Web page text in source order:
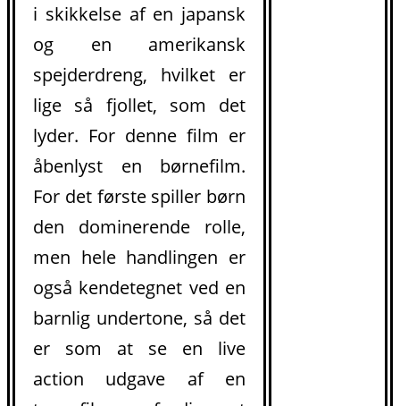
i skikkelse af en japansk
og en amerikansk
spejderdreng, hvilket er
lige så fjollet, som det
lyder. For denne film er
åbenlyst en børnefilm.
For det første spiller børn
den dominerende rolle,
men hele handlingen er
også kendetegnet ved en
barnlig undertone, så det
er som at se en live
action udgave af en